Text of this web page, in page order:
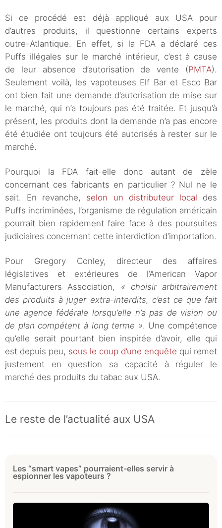
Si ce procédé est déjà appliqué aux USA pour
d’autres produits, il questionne certains experts
outre-Atlantique. En effet, si la FDA a déclaré ces
Puffs illégales sur le marché intérieur, c’est à cause
de leur absence d’autorisation de vente (PMTA).
Seulement voilà, les vapoteuses Elf Bar et Esco Bar
ont bien fait une demande d’autorisation de mise sur
le marché, qui n’a toujours pas été traitée. Et jusqu’à
présent, les produits dont la demande n’a pas encore
été étudiée ont toujours été autorisés à rester sur le
marché.
Pourquoi la FDA fait-elle donc autant de zèle
concernant ces fabricants en particulier ? Nul ne le
sait. En revanche, selon un distributeur local des
Puffs incriminées, l’organisme de régulation américain
pourrait bien rapidement faire face à des poursuites
judiciaires concernant cette interdiction d’importation.
Pour Gregory Conley, directeur des affaires
législatives et extérieures de l’American Vapor
Manufacturers Association, « choisir arbitrairement
des produits à juger extra-interdits, c’est ce que fait
une agence fédérale lorsqu’elle n’a pas de vision ou
de plan compétent à long terme ». Une compétence
qu’elle serait pourtant bien inspirée d’avoir, elle qui
est depuis peu, sous le coup d’une enquête qui remet
justement en question sa capacité à réguler le
marché des produits du tabac aux USA.
Le reste de l’actualité aux USA
Les “smart vapes” pourraient-elles servir à
espionner les vapoteurs ?